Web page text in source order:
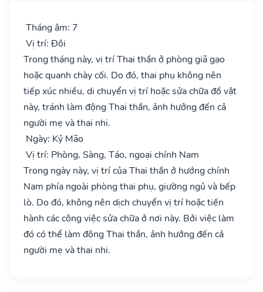
Tháng âm: 7
Vị trí: Đôi
Trong tháng này, vị trí Thai thần ở phòng giã gạo
hoặc quanh chày cối. Do đó, thai phụ không nên
tiếp xúc nhiều, di chuyển vị trí hoặc sửa chữa đồ vật
này, tránh làm động Thai thần, ảnh hưởng đến cả
người mẹ và thai nhi.
Ngày: Kỷ Mão
Vị trí: Phòng, Sàng, Táo, ngoại chính Nam
Trong ngày này, vị trí của Thai thần ở hướng chính
Nam phía ngoài phòng thai phụ, giường ngủ và bếp
lò. Do đó, không nên dịch chuyển vị trí hoặc tiến
hành các công việc sửa chữa ở nơi này. Bởi việc làm
đó có thể làm động Thai thần, ảnh hưởng đến cả
người mẹ và thai nhi.